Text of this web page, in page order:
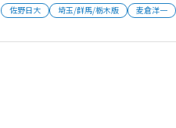
佐野日大 埼玉/群馬/栃木版 麦倉洋一